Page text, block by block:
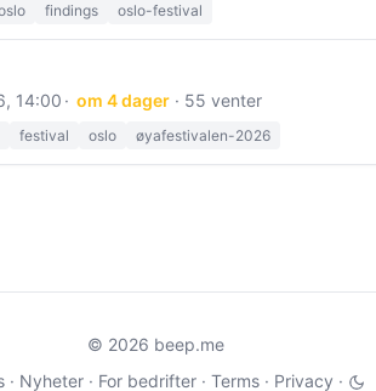
findings oslo-festival
14:00 om 4 dager· 55 venter
festival oslo øyafestivalen-2026
© 2026 beep.me
· Nyheter · For bedrifter · Terms · Privacy ·